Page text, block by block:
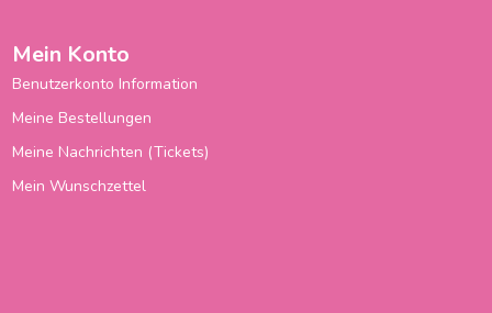
Mein Konto
Benutzerkonto Information
Meine Bestellungen
Meine Nachrichten (Tickets)
Mein Wunschzettel